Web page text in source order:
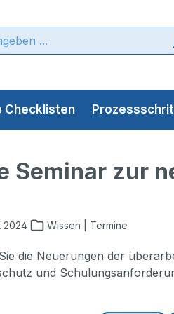
Checklisten
Seminar zur
2024 Wissen | Termine
die Neuerungen der
und